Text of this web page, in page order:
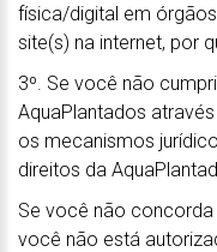
física/digital em
site(s) na internet, por
3º. Se você não
AquaPlantados
os mecanismos
direitos da
Se você não
você não está